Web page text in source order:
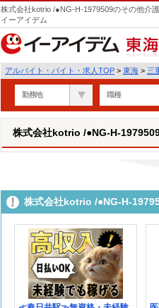
株式会社kotrio /●NG-H-1979509のその他介
イーアイデム
東海
アルバイト・バイト・求人TOP > 東海 > 三
勤務地 職種
株式会社kotrio /●NG-H-
株式会社kotrio /●NG-H-